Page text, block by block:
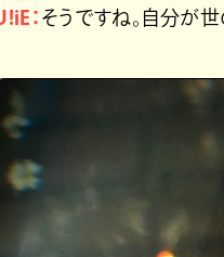
： そうですね。自分が